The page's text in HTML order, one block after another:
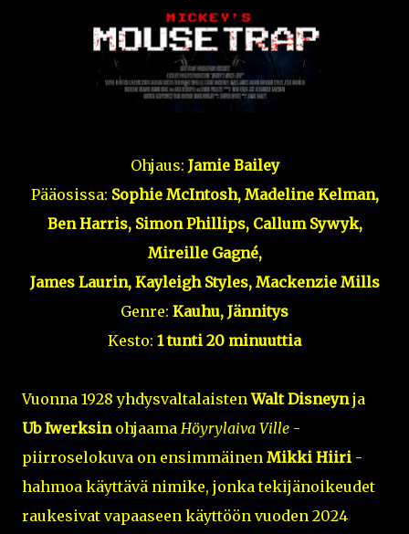
Ohjaus: Jamie Bailey
Pääosissa: Sophie McIntosh, Madeline Kelman,
Ben Harris, Simon Phillips, Callum Sywyk,
Mireille Gagné,
James Laurin, Kayleigh Styles, Mackenzie Mills
Genre: Kauhu, Jännitys
Kesto: 1 tunti 20 minuuttia
Vuonna 1928 yhdysvaltalaistenWalt Disneynja
Ub Iwerksin ohjaama Höyrylaiva Ville -
piirroselokuva on ensimmäinen Mikki Hiiri -
hahmoa käyttävä nimike, jonka tekijänoikeudet
raukesivat vapaaseen käyttöön vuoden 2024